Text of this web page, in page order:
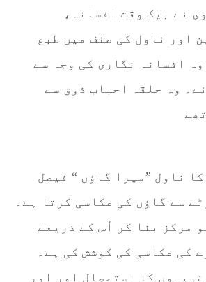
نے بیک وقت افسانہ،
اور ناول کی صنف میں طبع
افسانہ نگاری کی وجہ سے
وہ حلقہ احباب ذوق سے
کا ناول ”میرا گاؤں “ فیصل
سے گاؤں کی عکاسی کرتا ہے۔
مرکز بنا کر اُس کے ذریعے
کی عکاسی کی کوشش کی ہے۔
کا استحصال اور اور